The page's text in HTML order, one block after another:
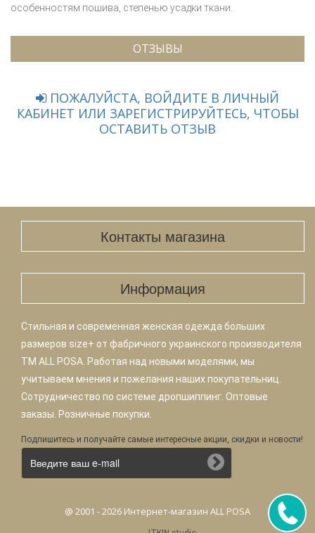
особенностям пошива, степенью усадки ткани.
ОТЗЫВЫ
ПОЖАЛУЙСТА, ВОЙДИТЕ В ЛИЧНЫЙ
КАБИНЕТ ИЛИ ЗАРЕГИСТРИРУЙТЕСЬ, ЧТОБЫ
ОСТАВИТЬ ОТЗЫВ
Контакты магазина
Информация
Стильная и современная женская одежда больших
размеров size+ от фабричного украинского производителя
TM ALL POSA. Работая над новыми моделями, мы
учитываем мнения и пожелания наших покупательниц.
Сотрудничество по системе дропшиппинг. Оптовые
заказы. Розничные покупки.
Подпишитесь и получайте самые интересные акции, скидки и новости!
@ 2001 - 2026 Интернет-магазин ALL POSA